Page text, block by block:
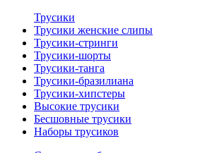
Трусики
Трусики женские слипы
Трусики-стринги
Трусики-шорты
Трусики-танга
Трусики-бразилиана
Трусики-хипстеры
Высокие трусики
Бесшовные трусики
Наборы трусиков